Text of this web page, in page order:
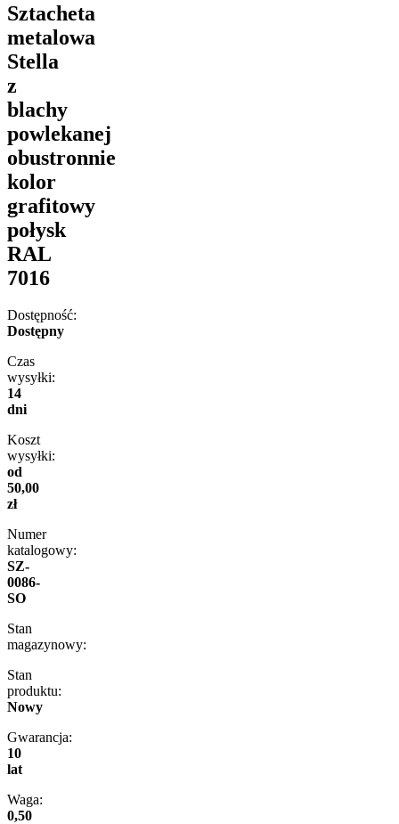
Sztacheta
metalowa
Stella
z
blachy
powlekanej
obustronnie
kolor
grafitowy
połysk
RAL
7016
Dostępność:
Dostępny
Czas
wysyłki:
14
dni
Koszt
wysyłki:
od
50,00
zł
Numer
katalogowy:
SZ-
0086-
SO
Stan
magazynowy:
Stan
produktu:
Nowy
Gwarancja:
10
lat
Waga:
0,50